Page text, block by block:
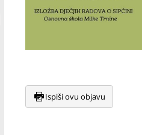
Ispiši ovu objavu